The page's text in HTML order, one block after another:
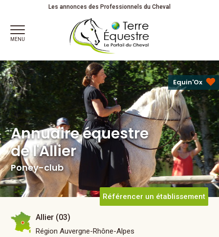
Annuaire équestreLes annonces des Professionnels du Cheval
MENU
Annuaire équestre
de l'Allier
Poney-club
Equin'Ox
Référencer un établissement
Allier (03)
Région Auvergne-Rhône-Alpes